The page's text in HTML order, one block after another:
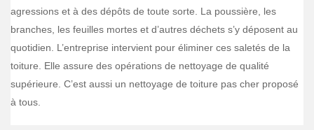
agressions et à des dépôts de toute sorte. La poussière, les
branches, les feuilles mortes et d’autres déchets s’y déposent au
quotidien. L’entreprise intervient pour éliminer ces saletés de la
toiture. Elle assure des opérations de nettoyage de qualité
supérieure. C’est aussi un nettoyage de toiture pas cher proposé
à tous.